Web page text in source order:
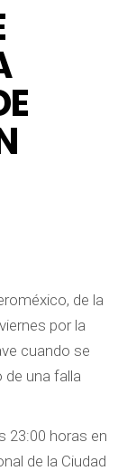
de la
por la
cuando se
de una falla
23:00 horas en
de la Ciudad